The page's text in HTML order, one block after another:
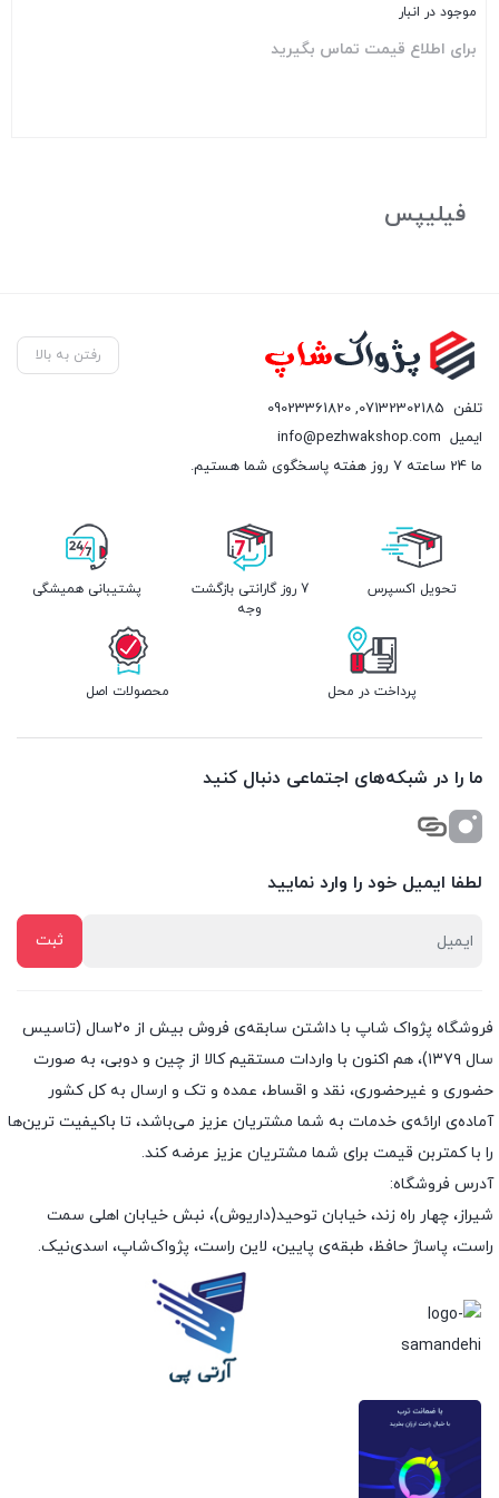
موجود در انبار
برای اطلاع قیمت تماس بگیرید
فیلیپس
رفتن به بالا
تلفن 07132302185
,
09023361820
ایمیل info@pezhwakshop.com
ما 24 ساعته 7 روز هفته پاسخگوی شما هستیم.
تحویل اکسپرس
7 روز گارانتی بازگشت
وجه
پشتیبانی همیشگی
پرداخت در محل محصولات اصل
ما را در شبکه‌های اجتماعی دنبال کنید
لطفا ایمیل خود را وارد نمایید
فروشگاه پژواک شاپ با داشتن سابقه‌ی فروش بیش از ۲۰سال (تاسیس
سال ۱۳۷۹)، هم اکنون با واردات مستقیم کالا از چین و دوبی، به صورت
حضوری و غیرحضوری، نقد و اقساط، عمده و تک و ارسال به کل کشور
آماده‌ی ارائه‌ی خدمات به شما مشتریان عزیز می‌باشد، تا باکیفیت ترین‌ها
را با کمتربن قیمت برای شما مشتریان عزیز عرضه کند.
آدرس فروشگاه:
شیراز، چهار راه زند، خیابان توحید(داریوش)، نبش خیابان اهلی سمت
راست، پاساژ حافظ، طبقه‌ی پایین، لاین راست، پژواک‌شاپ، اسدی‌نیک.